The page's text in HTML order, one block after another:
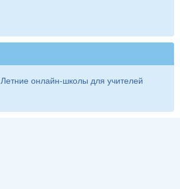
Летние онлайн-школы для учителей